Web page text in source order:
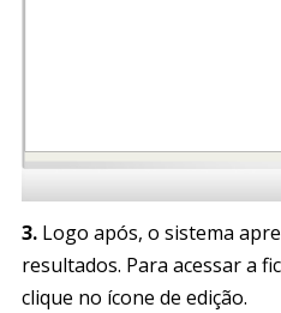
3. Logo após, o sistema
resultados. Para acessar a
clique no ícone de edição.